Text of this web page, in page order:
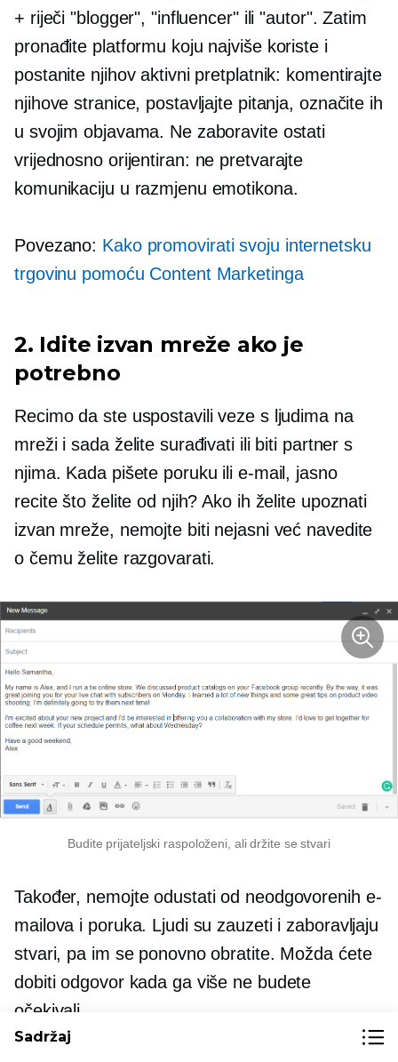
+ riječi "blogger", "influencer" ili "autor". Zatim
pronađite platformu koju najviše koriste i
postanite njihov aktivni pretplatnik: komentirajte
njihove stranice, postavljajte pitanja, označite ih
u svojim objavama. Ne zaboravite ostati
vrijednosno orijentiran: ne pretvarajte
komunikaciju u razmjenu emotikona.
Povezano: Kako promovirati svoju internetsku
trgovinu pomoću Content Marketinga
2. Idite izvan mreže ako je
potrebno
Recimo da ste uspostavili veze s ljudima na
mreži i sada želite surađivati ​​ili biti partner s
njima. Kada pišete poruku ili e-mail, jasno
recite što želite od njih? Ako ih želite upoznati
izvan mreže, nemojte biti nejasni već navedite
o čemu želite razgovarati.
Budite prijateljski raspoloženi, ali držite se stvari
Također, nemojte odustati od neodgovorenih e-
mailova i poruka. Ljudi su zauzeti i zaboravljaju
stvari, pa im se ponovno obratite. Možda ćete
dobiti odgovor kada ga više ne budete
očekivali.
Sadržaj